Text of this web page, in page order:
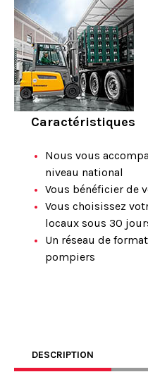
Caractéristiques
Nous vous
niveau national
Vous bénéficier de
Vous choisissez
locaux sous 30
Un réseau de
pompiers
DESCRIPTION